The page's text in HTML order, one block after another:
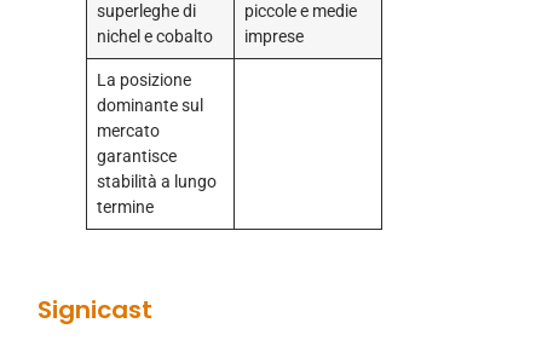
superleghe di
nichel e cobalto
piccole e medie
imprese
La posizione
dominante sul
mercato
garantisce
stabilità a lungo
termine
Signicast